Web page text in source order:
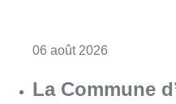
06 août 2026
La Commune